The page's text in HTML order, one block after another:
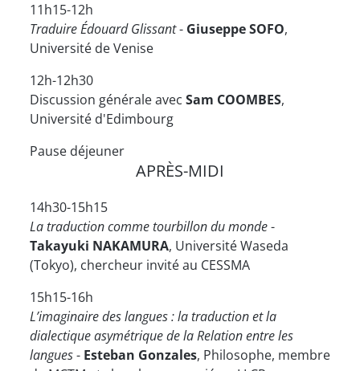
11h15-12h
Traduire Édouard Glissant- Giuseppe SOFO,
Université de Venise
12h-12h30
Discussion générale avec Sam COOMBES,
Université d'Edimbourg
Pause déjeuner
APRÈS-MIDI
14h30-15h15
La traduction comme tourbillon du monde-
Takayuki NAKAMURA, Université Waseda
(Tokyo), chercheur invité au CESSMA
15h15-16h
L’imaginaire des langues : la traduction et la
dialectique asymétrique de la Relation entre les
langues- Esteban Gonzales, Philosophe, membre